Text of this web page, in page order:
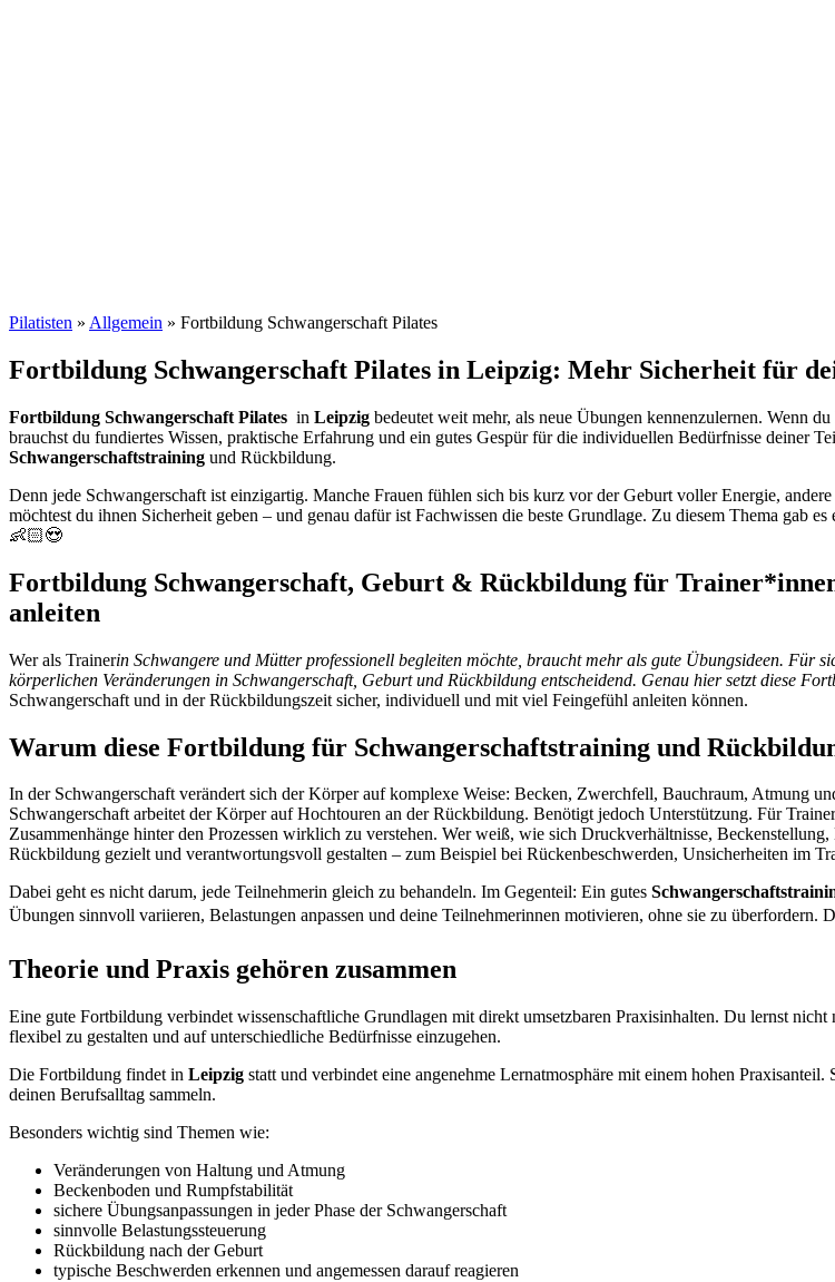
Pilatisten » Allgemein » Fortbildung Schwangerschaft Pilates
Fortbildung Schwangerschaft Pilates in Leipzig: Mehr Sicherheit für
Fortbildung Schwangerschaft Pilates in Leipzig bedeutet weit mehr, als neue Übungen kennenzulernen. Wenn
brauchst du fundiertes Wissen, praktische Erfahrung und ein gutes Gespür für die individuellen Bedürfnisse deiner
Schwangerschaftstraining und Rückbildung.
Denn jede Schwangerschaft ist einzigartig. Manche Frauen fühlen sich bis kurz vor der Geburt voller Energie,
möchtest du ihnen Sicherheit geben – und genau dafür ist Fachwissen die beste Grundlage. Zu diesem Thema gab
👶🏻😍
Fortbildung Schwangerschaft, Geburt & Rückbildung für
anleiten
Wer als Trainerin Schwangere und Mütter professionell begleiten möchte, braucht mehr als gute Übungsideen. Für
körperlichen Veränderungen in Schwangerschaft, Geburt und Rückbildung entscheidend. Genau hier setzt diese
Schwangerschaft und in der Rückbildungszeit sicher, individuell und mit viel Feingefühl anleiten können.
Warum diese Fortbildung für Schwangerschaftstraining und
In der Schwangerschaft verändert sich der Körper auf komplexe Weise: Becken, Zwerchfell, Bauchraum, Atmung
Schwangerschaft arbeitet der Körper auf Hochtouren an der Rückbildung. Benötigt jedoch Unterstützung. Für
Zusammenhänge hinter den Prozessen wirklich zu verstehen. Wer weiß, wie sich Druckverhältnisse,
Rückbildung gezielt und verantwortungsvoll gestalten – zum Beispiel bei Rückenbeschwerden, Unsicherheiten im
Dabei geht es nicht darum, jede Teilnehmerin gleich zu behandeln. Im Gegenteil: Ein gutes
Übungen sinnvoll variieren, Belastungen anpassen und deine Teilnehmerinnen motivieren, ohne sie zu
Theorie und Praxis gehören zusammen
Eine gute Fortbildung verbindet wissenschaftliche Grundlagen mit direkt umsetzbaren Praxisinhalten. Du lernst
flexibel zu gestalten und auf unterschiedliche Bedürfnisse einzugehen.
Die Fortbildung findet in Leipzig statt und verbindet eine angenehme Lernatmosphäre mit einem hohen
deinen Berufsalltag sammeln.
Besonders wichtig sind Themen wie:
Veränderungen von Haltung und Atmung
Beckenboden und Rumpfstabilität
sichere Übungsanpassungen in jeder Phase der Schwangerschaft
sinnvolle Belastungssteuerung
Rückbildung nach der Geburt
typische Beschwerden erkennen und angemessen darauf reagieren